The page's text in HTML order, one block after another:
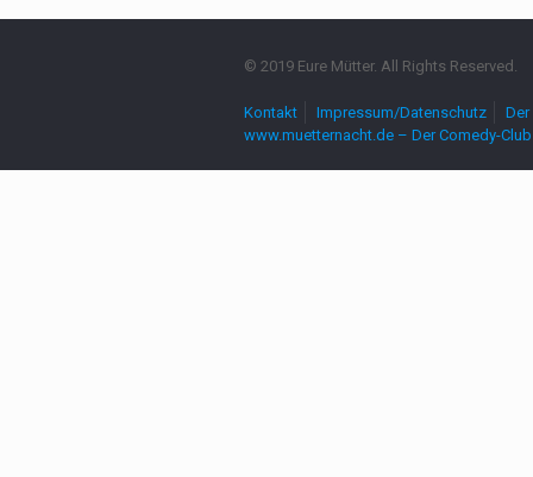
© 2019 Eure Mütter. All Rights Reserved.
Kontakt Impressum/Datenschutz
www.muetternacht.de – Der Comedy-Club